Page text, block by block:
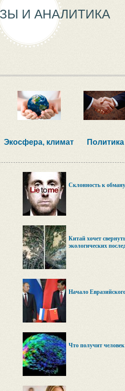
И АНАЛИТИКА
Экосфера, климат Политика
Склонность к
Китай хочет
экологических
Начало
Что получит